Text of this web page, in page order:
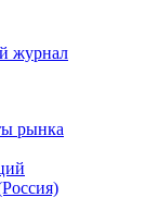
журнал
рынка